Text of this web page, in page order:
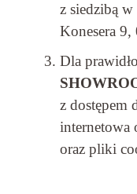
z siedzibą
Konesera 9,
Dla
z dostępem
internetowa
oraz pliki